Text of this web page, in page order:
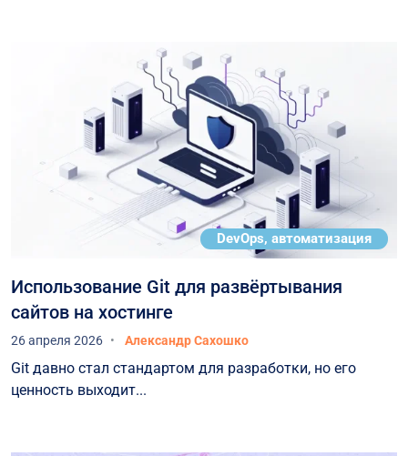
Партнера для тех, кто стремится обеспечить
своей ИТ-инфраструктуре максимальный
уровень стабильности и защищенности.
DevOps, автоматизация
Использование Git для развёртывания
сайтов на хостинге
26 апреля 2026 Александр Сахошко
Git давно стал стандартом для разработки, но его
ценность выходит...